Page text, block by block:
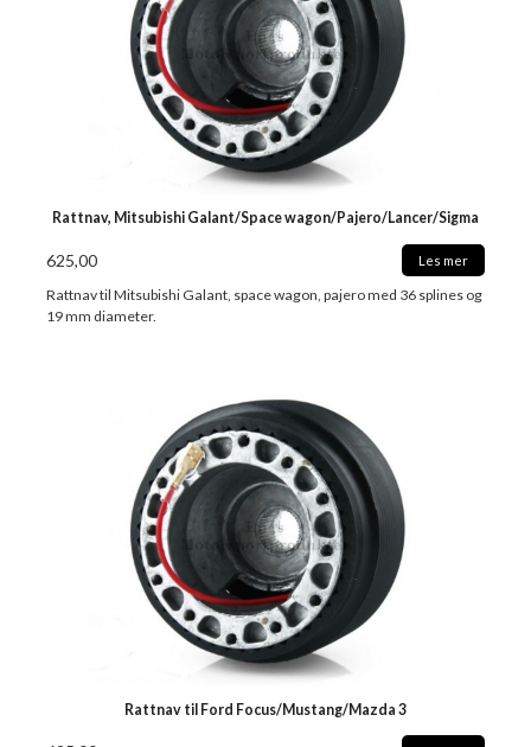
Rattnav, Mitsubishi Galant/Space wagon/Pajero/Lancer/Sigma
625,00 Les mer
Rattnav til Mitsubishi Galant, space wagon, pajero med 36 splines og
19 mm diameter.
Rattnav til Ford Focus/Mustang/Mazda 3